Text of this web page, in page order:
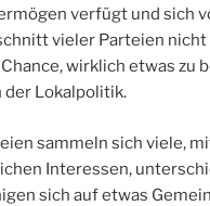
verfügt und sich
vieler Parteien nicht
wirklich etwas zu
der Lokalpolitik.
sammeln sich viele,
Interessen,
sich auf etwas